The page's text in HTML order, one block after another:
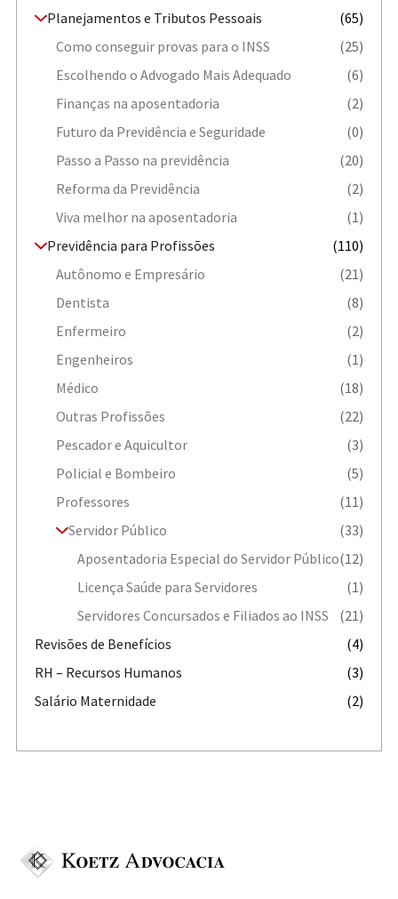
Planejamentos e Tributos Pessoais
(65)
Como conseguir provas para o INSS
(25)
Escolhendo o Advogado Mais Adequado
(6)
Finanças na aposentadoria
(2)
Futuro da Previdência e Seguridade
(0)
Passo a Passo na previdência
(20)
Reforma da Previdência
(2)
Viva melhor na aposentadoria
(1)
Previdência para Profissões
(110)
Autônomo e Empresário
(21)
Dentista
(8)
Enfermeiro
(2)
Engenheiros
(1)
Médico
(18)
Outras Profissões
(22)
Pescador e Aquicultor
(3)
Policial e Bombeiro
(5)
Professores
(11)
Servidor Público
(33)
Aposentadoria Especial do Servidor Público(12)
Licença Saúde para Servidores
(1)
Servidores Concursados e Filiados ao INSS
(21)
Revisões de Benefícios
(4)
RH – Recursos Humanos
(3)
Salário Maternidade
(2)